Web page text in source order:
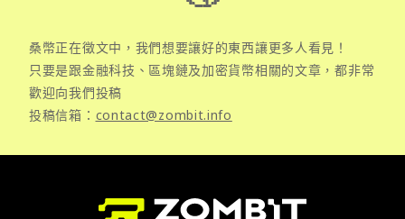
桑幣正在徵文中，我們想要讓好的東西讓更多人看見！
只要是跟金融科技、區塊鏈及加密貨幣相關的文章，都非常
歡迎向我們投稿
投稿信箱： contact@zombit.info